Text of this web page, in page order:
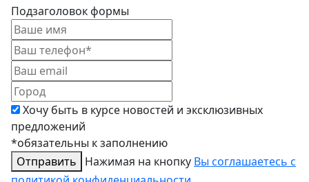
Подзаголовок формы
Хочу быть в курсе новостей и эксклюзивных
предложений
*обязательны к заполнению
Отправить
Нажимая на кнопку Вы соглашаетесь с